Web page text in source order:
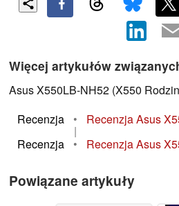
Więcej artykułów
Asus X550LB-NH52 (X550
Recenzja
• Recenzja Asus
|
Recenzja
• Recenzja Asus
Powiązane artykuły